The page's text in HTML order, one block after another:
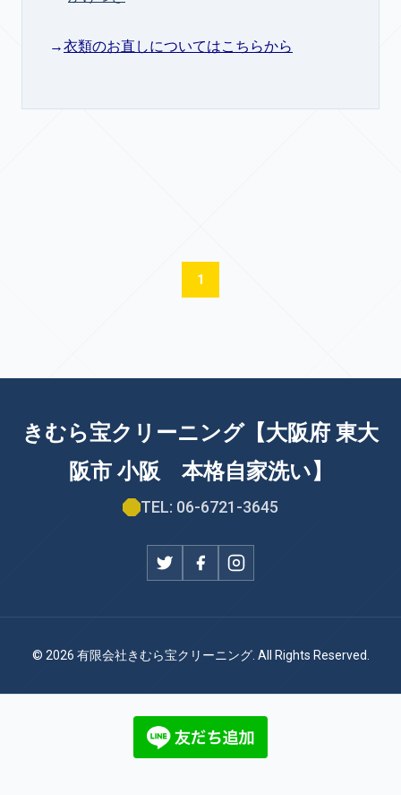
→衣類のお直しについてはこちらから
1
きむら宝クリーニング【大阪府 東大
阪市 小阪 本格自家洗い】
TEL: 06-6721-3645
© 2026 有限会社きむら宝クリーニング. All Rights Reserved.